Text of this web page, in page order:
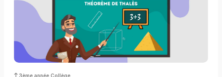
3ème année Collège